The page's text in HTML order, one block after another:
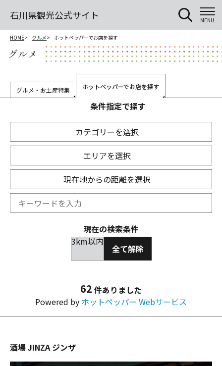
石川県観光公式サイト MENU
HOME グルメ ホットペッパーでお店を探す
グルメ
グルメ・お土産特集 ホットペッパーでお店を探す
条件指定で探す
カテゴリーを選択
エリアを選択
現在地からの距離を選択
現在の検索条件
3km以内
全て解除
62 件ありました
Powered by ホットペッパー Webサービス
酒場 JINZA ジンザ